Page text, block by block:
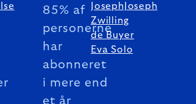
85% af
personerne
har
abonneret
i mere end
et år
JosephJoseph
Zwilling
de Buyer
Eva Solo